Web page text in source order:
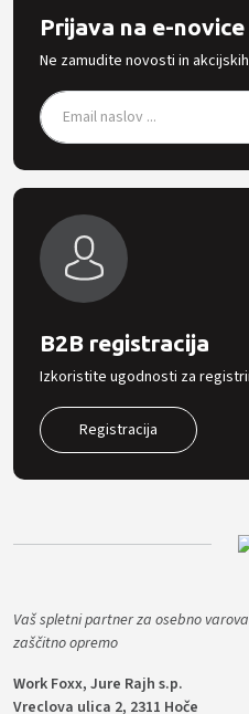
Prijava na e-novice
Ne zamudite novosti in
B2B registracija
Izkoristite ugodnosti za
Registracija
Vaš spletni partner za osebno
zaščitno opremo
Work Foxx, Jure Rajh s.p.
Vreclova ulica 2, 2311 Hoče